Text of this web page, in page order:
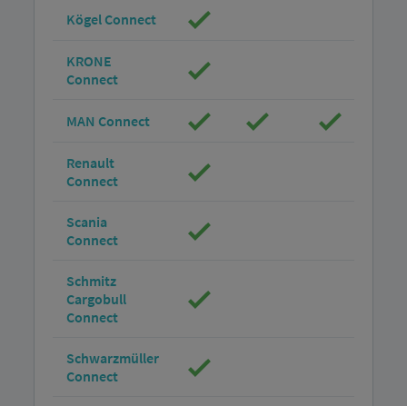
Kögel Connect
KRONE
Connect
MAN Connect
Renault
Connect
Scania
Connect
Schmitz
Cargobull
Connect
Schwarzmüller
Connect